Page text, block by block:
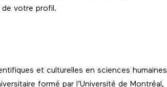
de votre profil.
et culturelles en sciences humaines
formé par l’Université de Montréal,